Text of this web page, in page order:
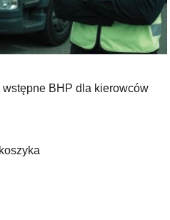
wstępne BHP dla kierowców